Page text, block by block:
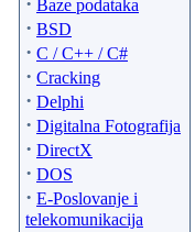
Baze podataka
· BSD
· C / C++ / C#
· Cracking
· Delphi
· Digitalna Fotografija
· DirectX
· DOS
· E-Poslovanje i
telekomunikacija